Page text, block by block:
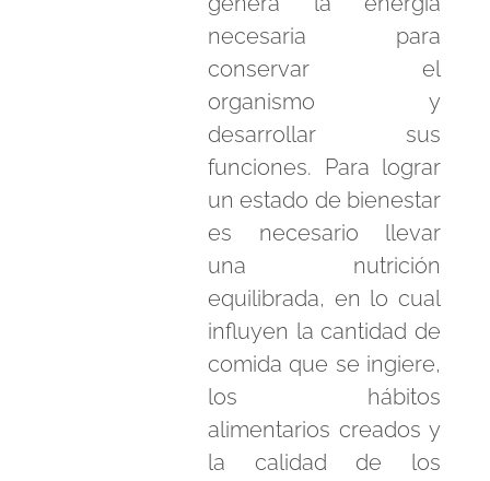
necesaria para
conservar el
organismo y
desarrollar sus
funciones. Para lograr
un estado de bienestar
es necesario llevar
una nutrición
equilibrada, en lo cual
influyen la cantidad de
comida que se ingiere,
los hábitos
alimentarios creados y
la calidad de los